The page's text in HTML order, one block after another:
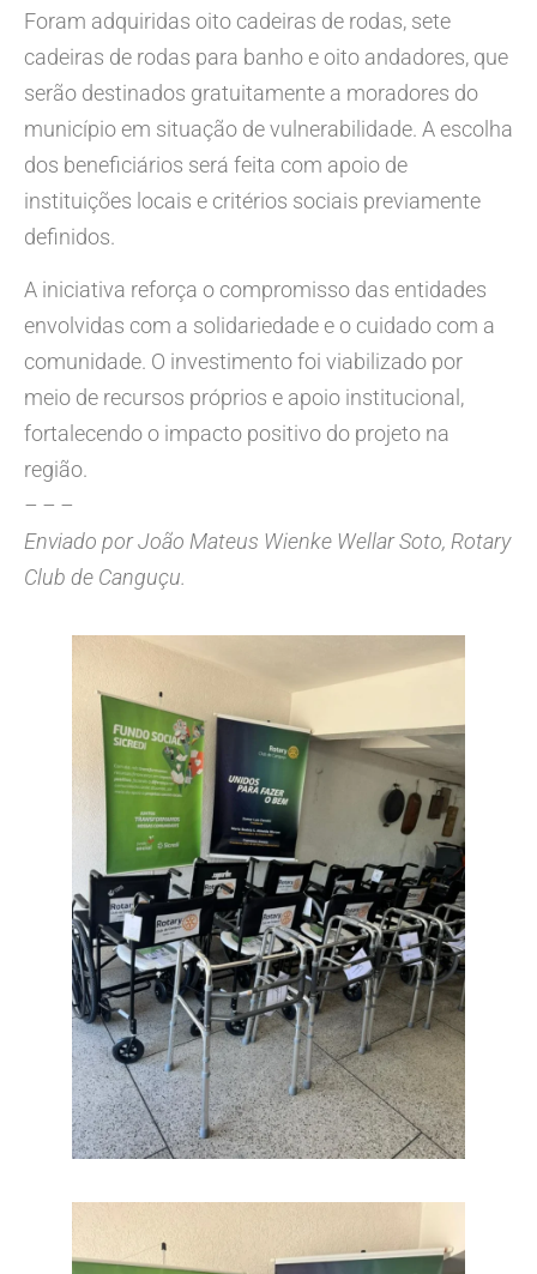
Foram adquiridas oito cadeiras de rodas, sete
cadeiras de rodas para banho e oito andadores, que
serão destinados gratuitamente a moradores do
município em situação de vulnerabilidade. A escolha
dos beneficiários será feita com apoio de
instituições locais e critérios sociais previamente
definidos.
A iniciativa reforça o compromisso das entidades
envolvidas com a solidariedade e o cuidado com a
comunidade. O investimento foi viabilizado por
meio de recursos próprios e apoio institucional,
fortalecendo o impacto positivo do projeto na
região.
– – –
Enviado por João Mateus Wienke Wellar Soto, Rotary
Club de Canguçu.